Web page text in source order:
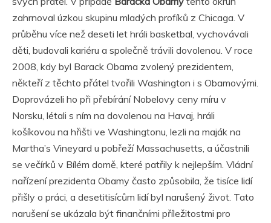
zahrnoval úzkou skupinu mladých profíků z Chicaga. V
průběhu více než deseti let hráli basketbal, vychovávali
děti, budovali kariéru a společně trávili dovolenou. V roce
2008, kdy byl Barack Obama zvolený prezidentem,
někteří z těchto přátel tvořili Washington i s Obamovými.
Doprovázeli ho při přebírání Nobelovy ceny míru v
Norsku, létali s ním na dovolenou na Havaj, hráli
košíkovou na hřišti ve Washingtonu, lezli na maják na
Martha’s Vineyard u pobřeží Massachusetts, a účastnili
se večírků v Bílém domě, které patřily k nejlepším. Vládní
nařízení prezidenta Obamy často způsobila, že tisíce lidí
přišly o práci, a desetitisícům lidí byl narušený život. Tato
narušení se ukázala být finančními příležitostmi pro